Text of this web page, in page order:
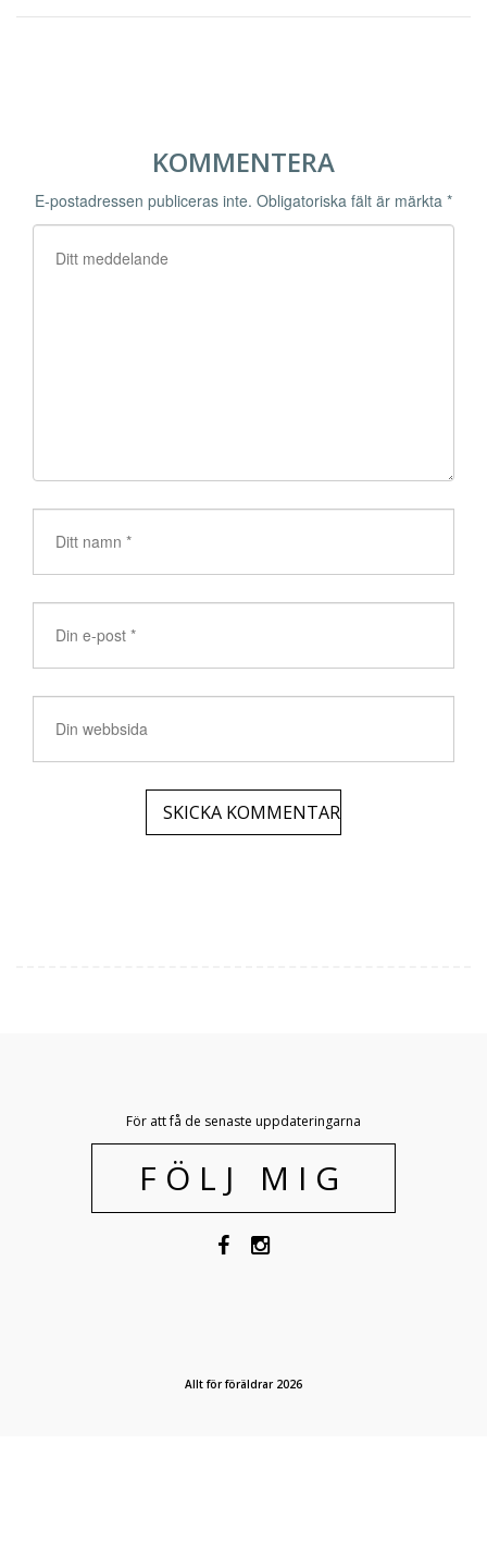
KOMMENTERA
E-postadressen publiceras inte. Obligatoriska fält är märkta *
För att få de senaste uppdateringarna
FÖLJ MIG
Allt för föräldrar 2026